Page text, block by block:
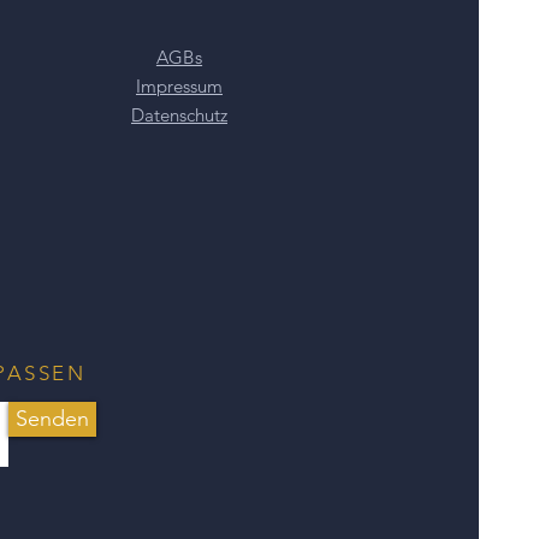
AGBs
Impressum
Datenschutz
Senden